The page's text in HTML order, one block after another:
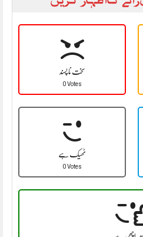
سخت نا پسند
0 Votes
ٹھیک ہے
0 Votes